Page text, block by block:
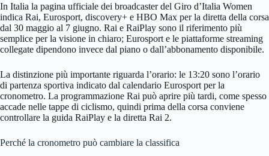
In Italia la pagina ufficiale dei broadcaster del Giro d’Italia Women
indica Rai, Eurosport, discovery+ e HBO Max per la diretta della corsa
dal 30 maggio al 7 giugno. Rai e RaiPlay sono il riferimento più
semplice per la visione in chiaro; Eurosport e le piattaforme streaming
collegate dipendono invece dal piano o dall’abbonamento disponibile.
La distinzione più importante riguarda l’orario: le 13:20 sono l’orario
di partenza sportiva indicato dal calendario Eurosport per la
cronometro. La programmazione Rai può aprire più tardi, come spesso
accade nelle tappe di ciclismo, quindi prima della corsa conviene
controllare la guida RaiPlay e la diretta Rai 2.
Perché la cronometro può cambiare la classifica